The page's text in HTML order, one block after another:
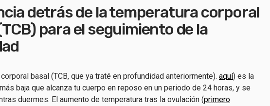
detrás de la temperatura corporal
para el seguimiento de la
basal (TCB, que ya traté en profundidad anteriormente). aquí) es la
baja que alcanza tu cuerpo en reposo en un periodo de 24 horas, y se
duermes. El aumento de temperatura tras la ovulación (primero